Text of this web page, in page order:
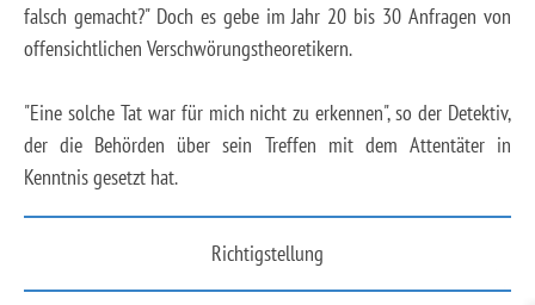
falsch gemacht?" Doch es gebe im Jahr 20 bis 30 Anfragen von
offensichtlichen Verschwörungstheoretikern.
"Eine solche Tat war für mich nicht zu erkennen", so der Detektiv,
der die Behörden über sein Treffen mit dem Attentäter in
Kenntnis gesetzt hat.
Richtigstellung